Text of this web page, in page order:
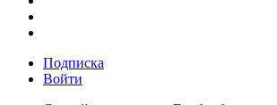
Подписка
Войти